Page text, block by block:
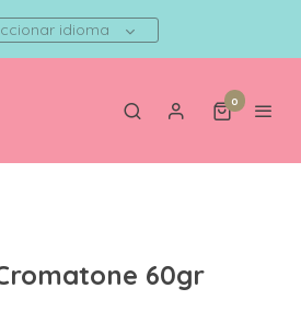
idioma
0
60gr